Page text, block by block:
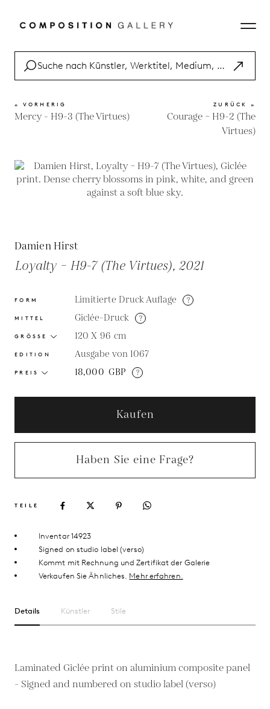
« VORHERIG
Mercy - H9-3 (The Virtues)
ZURÜCK »
Courage – H9-2 (The
Virtues)
Damien Hirst
Loyalty – H9-7 (The Virtues), 2021
FORM Limitierte Druck Auflage ?
MITTEL Giclée-Druck ?
GRÖSSE 120 X 96 cm
EDITION Ausgabe von 1067
PREIS 18,000 GBP ?
Kaufen
Haben Sie eine Frage?
TEILE
Inventar 14923
Signed on studio label (verso)
Kommt mit Rechnung und Zertifikat der Galerie
Verkaufen Sie Ähnliches. Mehr erfahren.
Details Künstler Stile
Laminated Giclée print on aluminium composite panel
- Signed and numbered on studio label (verso)